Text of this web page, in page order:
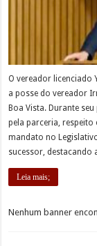
O vereador licenciado
a posse do vereador
Boa Vista. Durante
pela parceria,
mandato no
sucessor,
Leia mais;
Nenhum banner